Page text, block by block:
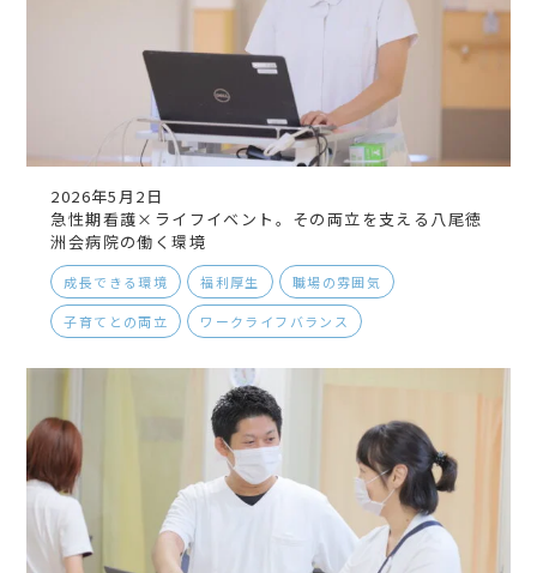
2026年5月2日
急性期看護×ライフイベント。その両立を支える八尾徳
洲会病院の働く環境
成長できる環境 福利厚生 職場の雰囲気
子育てとの両立 ワークライフバランス